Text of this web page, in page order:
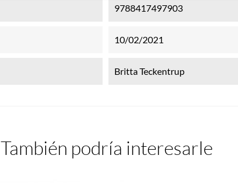
9788417497903
10/02/2021
Britta Teckentrup
También podría interesarle